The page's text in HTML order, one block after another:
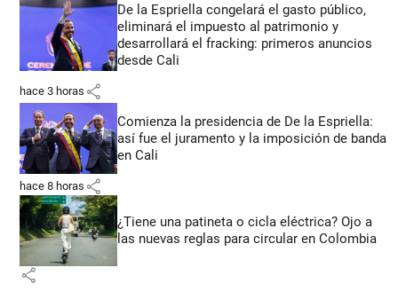
De la Espriella congelará el gasto público,
eliminará el impuesto al patrimonio y
desarrollará el fracking: primeros anuncios
desde Cali
hace 3 horas share
Comienza la presidencia de De la Espriella:
así fue el juramento y la imposición de banda
en Cali
hace 8 horas share
¿Tiene una patineta o cicla eléctrica? Ojo a
las nuevas reglas para circular en Colombia
share